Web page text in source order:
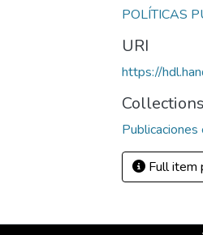
POLÍTICAS
URI
https://
Collections
Full item